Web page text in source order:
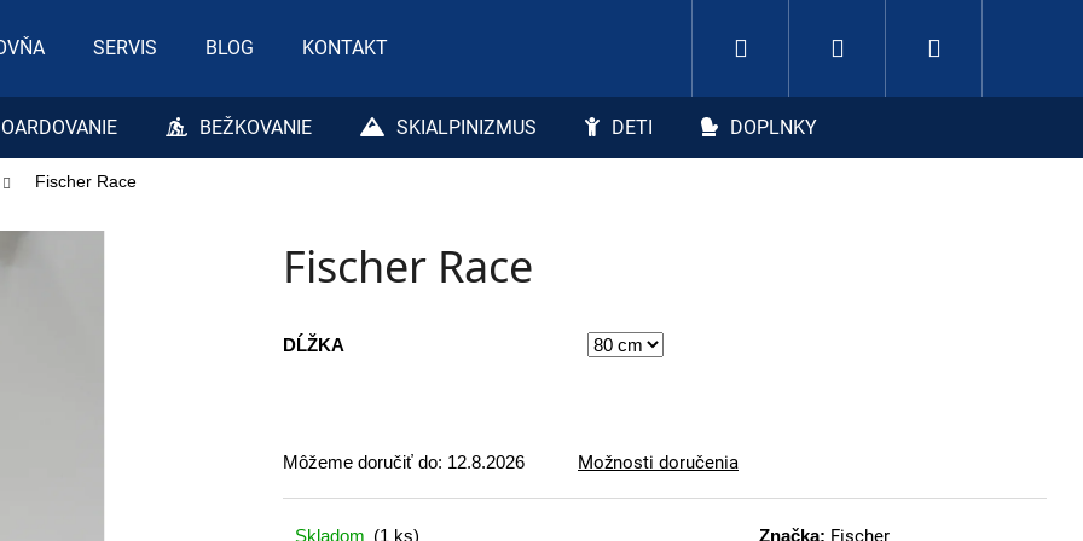
SERVIS BLOG KONTAKT Prihlásenie
BEŽKOVANIE SKIALPINIZMUS DETI DOPLNKY
Fischer Race
Fischer Race
DĹŽKA
Môžeme doručiť do: 12.8.2026 Možnosti doručenia
Skladom (1 ks) Značka: Fischer
potrebujete nájsť?